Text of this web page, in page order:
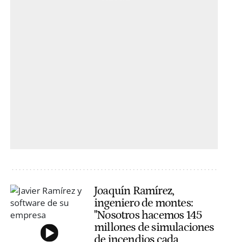
Joaquín Ramírez,
ingeniero de montes:
"Nosotros hacemos 145
millones de simulaciones